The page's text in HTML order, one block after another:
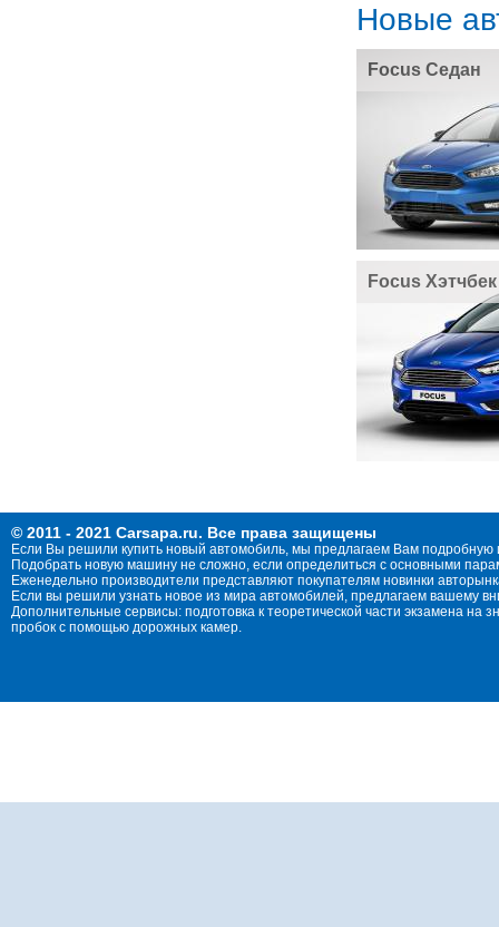
Новые
Focus Седан
Focus Хэтчбек
© 2011 - 2021 Carsapa.ru. Все права защищены
Если Вы решили купить новый автомобиль, мы предлагаем Вам
Подобрать новую машину не сложно, если определиться с основными
Еженедельно производители представляют покупателям новинки
Если вы решили узнать новое из мира автомобилей, предлагаем вашему
Дополнительные сервисы: подготовка к теоретической части экзамена
пробок с помощью дорожных камер.